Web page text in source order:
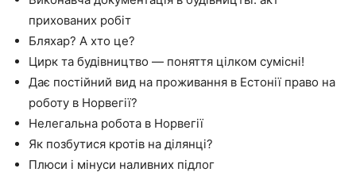
прихованих робіт
Бляхар? А хто це?
Цирк та будівництво — поняття цілком сумісні!
Дає постійний вид на проживання в Естонії право на
роботу в Норвегії?
Нелегальна робота в Норвегії
Як позбутися кротів на ділянці?
Плюси і мінуси наливних підлог